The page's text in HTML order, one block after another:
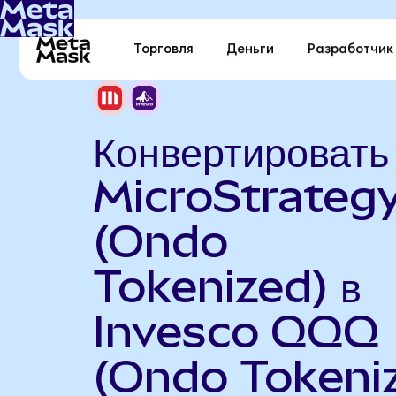
Торговля Деньги Разработчик
Конвертировать
(Ondo
Tokenized) в
Invesco QQQ
(Ondo